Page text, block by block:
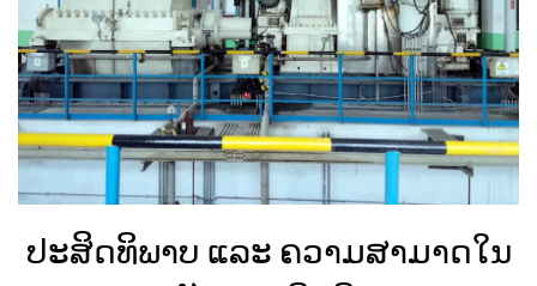
ປະສິດທິພາບ ແລະ ຄວາມສາມາດໃນ